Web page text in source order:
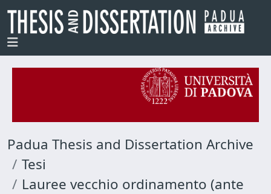
Padua Thesis and Dissertation Archive
Tesi
Lauree vecchio ordinamento (ante